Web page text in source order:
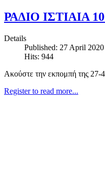
ΡΑΔΙΟ ΙΣΤΙΑΙΑ
Details
Published: 27 April 2020
Hits: 944
Ακούστε την εκπομπή της 27-
Register to read more...